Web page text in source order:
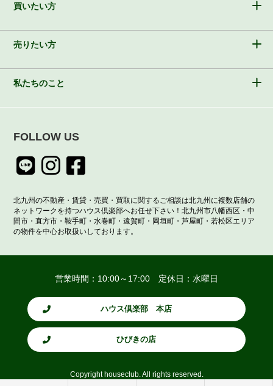
買いたい方
売りたい方
私たちのこと
FOLLOW US
北九州の不動産・賃貸・売買・買取に関するご相談は北九州に複数店舗の
ネットワークを持つハウス倶楽部へお任せ下さい！北九州市八幡西区・中
間市・直方市・鞍手町・水巻町・遠賀町・岡垣町・芦屋町・若松区エリア
の物件を中心お取扱いしております。
営業時間：10:00～17:00 定休日：水曜日
ハウス倶楽部 本店
ひびきの店
Copyright houseclub. All rights reserved.